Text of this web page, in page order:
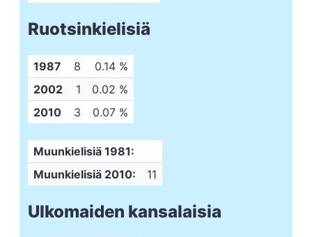
Ruotsinkielisiä
1987 8
0.14 %
2002
1
0.02 %
2010
3 0.07 %
Muunkielisiä 1981:
Muunkielisiä 2010:
11
Ulkomaiden kansalaisia